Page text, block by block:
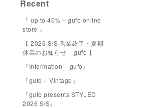
Recent
『 up to 40% – gufo online
store 』
【 2026 S/S 営業終了・夏期
休業のお知らせ – gufo 】
『Information – gufo』
『gufo – Vintage』
『gufo presents STYLED
2026 S/S』